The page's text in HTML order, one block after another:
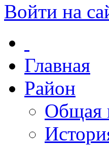
Войти на
Главная
Район
Общая